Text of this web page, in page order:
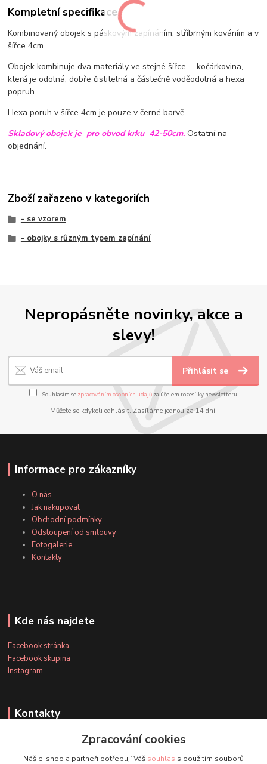
Kompletní specifikace
Kombinovaný obojek s páskovým zapínáním, stříbrným kováním a v
šířce 4cm.
Obojek kombinuje dva materiály ve stejné šířce - kočárkovina,
která je odolná, dobře čistitelná a částečně voděodolná a hexa
popruh.
Hexa poruh v šířce 4cm je pouze v černé barvě.
Skladový obojek je pro obvod krku 42-50cm. Ostatní na
objednání.
Zboží zařazeno v kategoriích
- se vzorem
- obojky s různým typem zapínání
Nepropásněte novinky, akce a
slevy!
Přihlásit se
Souhlasím se zpracováním osobních údajůza účelem rozesílky newsletteru.
Můžete se kdykoli odhlásit. Zasíláme jednou za 14 dní.
Informace pro zákazníky
O nás
Jak nakupovat
Obchodní podmínky
Odstoupení od smlouvy
Fotogalerie
Kontakty
Kde nás najdete
Facebook stránka
Facebook skupina
Instagram
Kontakty
+420 607 163 127
(Po-Pá, 8-20 hod., So-Ne, 8-14 hod.)
Zpracování cookies
Náš e-shop a partneři potřebují Váš souhlas s použitím souborů